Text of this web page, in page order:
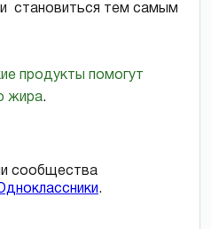
становиться тем самым
продукты помогут
жира.
сообщества
.